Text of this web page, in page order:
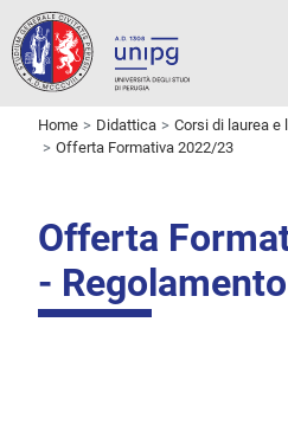
Home Didattica Corsi di laurea e
Offerta Formativa 2022/23
Offerta
-